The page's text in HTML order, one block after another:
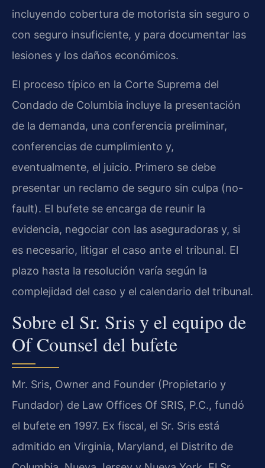
incluyendo cobertura de motorista sin seguro o
con seguro insuficiente, y para documentar las
lesiones y los daños económicos.
El proceso típico en la Corte Suprema del
Condado de Columbia incluye la presentación
de la demanda, una conferencia preliminar,
conferencias de cumplimiento y,
eventualmente, el juicio. Primero se debe
presentar un reclamo de seguro sin culpa (no-
fault). El bufete se encarga de reunir la
evidencia, negociar con las aseguradoras y, si
es necesario, litigar el caso ante el tribunal. El
plazo hasta la resolución varía según la
complejidad del caso y el calendario del tribunal.
Sobre el Sr. Sris y el equipo de
Of Counsel del bufete
Mr. Sris, Owner and Founder (Propietario y
Fundador) de Law Offices Of SRIS, P.C., fundó
el bufete en 1997. Ex fiscal, el Sr. Sris está
admitido en Virginia, Maryland, el Distrito de